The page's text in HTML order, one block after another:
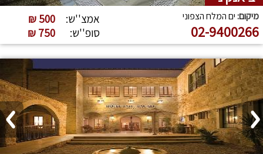
מיקום:ים המלח הצפוני
02-9400266
אמצ''ש:
500 ₪
סופ''ש:
750 ₪